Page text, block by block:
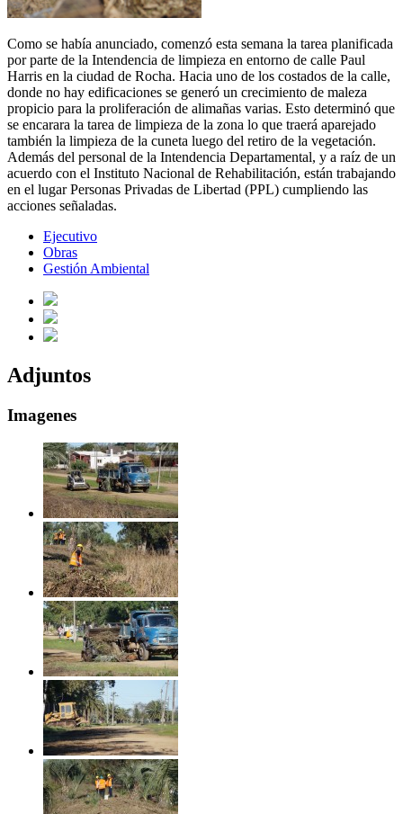
Como se había anunciado, comenzó esta semana la tarea planificada
por parte de la Intendencia de limpieza en entorno de calle Paul
Harris en la ciudad de Rocha. Hacia uno de los costados de la calle,
donde no hay edificaciones se generó un crecimiento de maleza
propicio para la proliferación de alimañas varias. Esto determinó que
se encarara la tarea de limpieza de la zona lo que traerá aparejado
también la limpieza de la cuneta luego del retiro de la vegetación.
Además del personal de la Intendencia Departamental, y a raíz de un
acuerdo con el Instituto Nacional de Rehabilitación, están trabajando
en el lugar Personas Privadas de Libertad (PPL) cumpliendo las
acciones señaladas.
Ejecutivo
Obras
Gestión Ambiental
Adjuntos
Imagenes